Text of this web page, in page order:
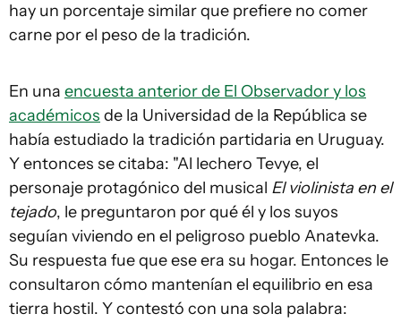
hay un porcentaje similar que prefiere no comer
carne por el peso de la tradición.
En una encuesta anterior de El Observador y los
académicos de la Universidad de la República se
había estudiado la tradición partidaria en Uruguay.
Y entonces se citaba: "Al lechero Tevye, el
personaje protagónico del musical El violinista en el
tejado, le preguntaron por qué él y los suyos
seguían viviendo en el peligroso pueblo Anatevka.
Su respuesta fue que ese era su hogar. Entonces le
consultaron cómo mantenían el equilibrio en esa
tierra hostil. Y contestó con una sola palabra: